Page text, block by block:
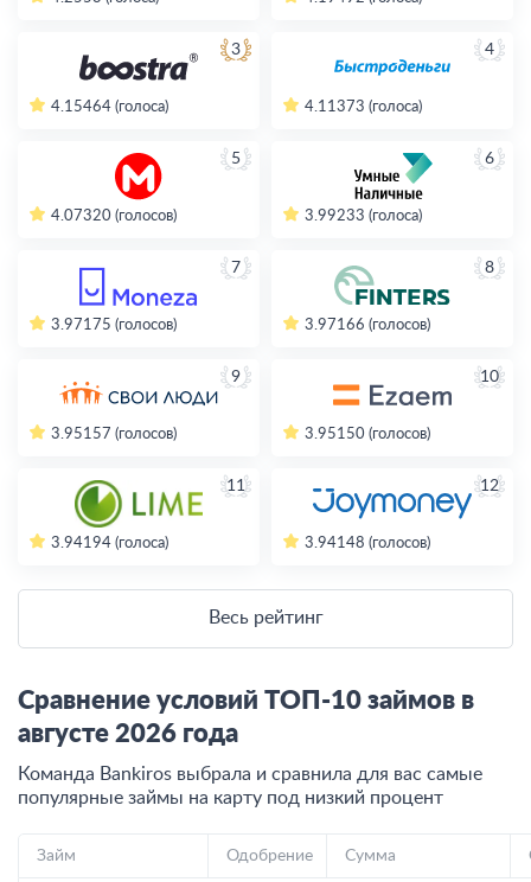
3
4.15464 (голоса)
4
4.11 373 (голоса)
5
4.07320 (голосов)
6
3.99233 (голоса)
7
3.97175 (голосов)
8
3.97166 (голосов)
9
3.95157 (голосов)
10
3.95150 (голосов)
11
3.94194 (голоса)
12
3.94148 (голосов)
Весь рейтинг
Сравнение условий ТОП-10 займов в
августе 2026 года
Команда Bankiros выбрала и сравнила для вас самые
популярные займы на карту под низкий процент
Займ Одобрение Сумма